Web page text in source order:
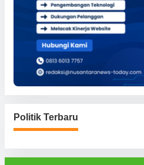
Politik Terbaru